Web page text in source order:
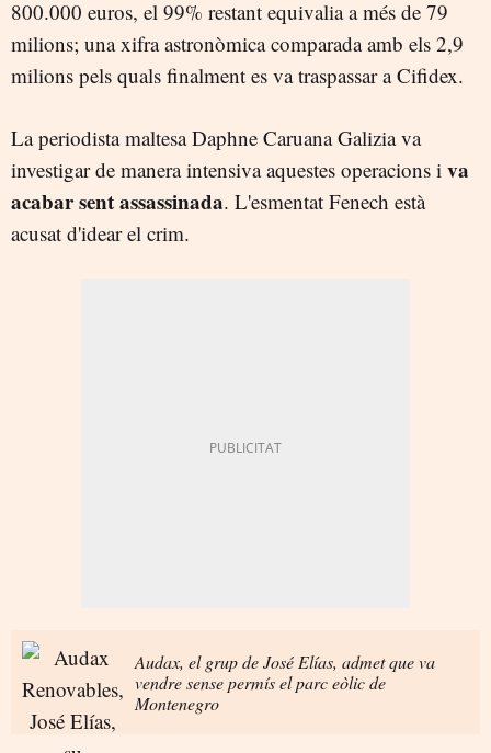
800.000 euros, el 99% restant equivalia a més de 79
milions; una xifra astronòmica comparada amb els 2,9
milions pels quals finalment es va traspassar a Cifidex.
La periodista maltesa Daphne Caruana Galizia va
investigar de manera intensiva aquestes operacions i va
acabar sent assassinada. L'esmentat Fenech està
acusat d'idear el crim.
Audax, el grup de José Elías, admet que va
vendre sense permís el parc eòlic de
Montenegro